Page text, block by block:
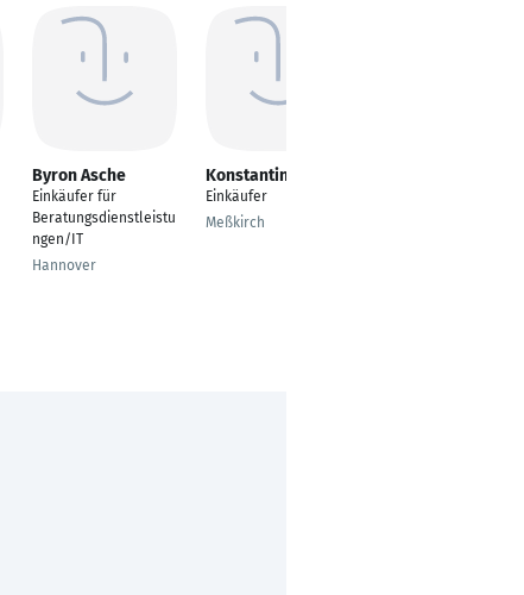
Byron Asche
Einkäufer für
Beratungsdienstleistu
ngen/IT
Hannover
Konstantin Götte
Einkäufer
Meßkirch